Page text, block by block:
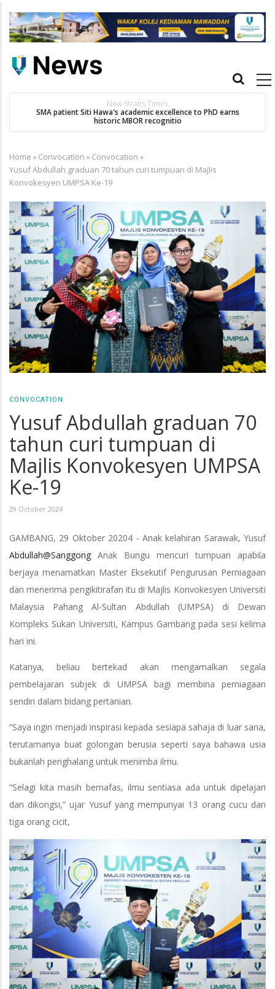
main
Main
Others
Dr. Siti Hawa Cipta Rekod MBOR, Pesakit SMA Pertama Tamat
Pengajian Berterusan Hingga PhD
Breadcrumb
Home »Convocation »Convocation »
Yusuf Abdullah graduan 70 tahun curi tumpuan di Majlis
Konvokesyen UMPSA Ke-19
CONVOCATION
Yusuf Abdullah graduan 70
tahun curi tumpuan di
Majlis Konvokesyen UMPSA
Ke-19
29 October 2024
GAMBANG, 29 Oktober 20204 - Anak kelahiran Sarawak, Yusuf
Abdullah@Sanggong Anak Bungu mencuri tumpuan apabila
berjaya menamatkan Master Eksekutif Pengurusan Perniagaan
dan menerima pengikitirafan itu di Majlis Konvokesyen Universiti
Malaysia Pahang Al-Sultan Abdullah (UMPSA) di Dewan
Kompleks Sukan Universiti, Kampus Gambang pada sesi kelima
hari ini.
Katanya, beliau bertekad akan mengamalkan segala
pembelajaran subjek di UMPSA bagi membina perniagaan
sendiri dalam bidang pertanian.
“Saya ingin menjadi inspirasi kepada sesiapa sahaja di luar sana,
terutamanya buat golongan berusia seperti saya bahawa usia
bukanlah penghalang untuk menimba ilmu.
“Selagi kita masih bernafas, ilmu sentiasa ada untuk dipelajari
dan dikongsi,” ujar Yusuf yang mempunyai 13 orang cucu dan
tiga orang cicit,